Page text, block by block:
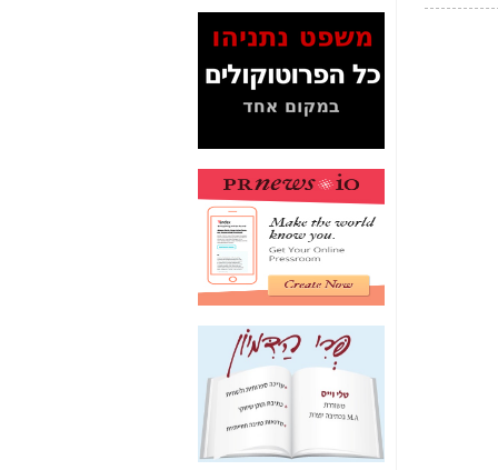
המסמכים בנושא בזק-
Yes (תיק 4000)
לאיש הלא נכון! -כאן
עובדות ומסמכים
תקשורת עזר לקב'
בזק? - כאן
מה מקור ה-Fake
News שהביא לתפירת
תיק לביבי והעלמת
החשודים הנכונים -כאן
אחת הרגליים של "תיק
4000 התפור"
התמוטטה היום
בניצחון (כפול) של בזק
כאן
איך כתבות מפנקות